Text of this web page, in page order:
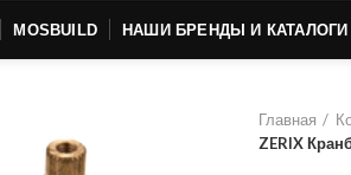
MOSBUILD НАШИ БРЕНДЫ И КАТАЛОГИ
Главная
ZERIX